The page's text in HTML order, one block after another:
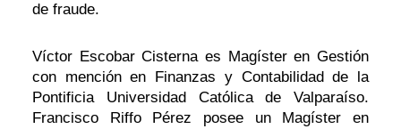
de fraude.
Víctor Escobar Cisterna es Magíster en Gestión
con mención en Finanzas y Contabilidad de la
Pontificia Universidad Católica de Valparaíso.
Francisco Riffo Pérez posee un Magíster en